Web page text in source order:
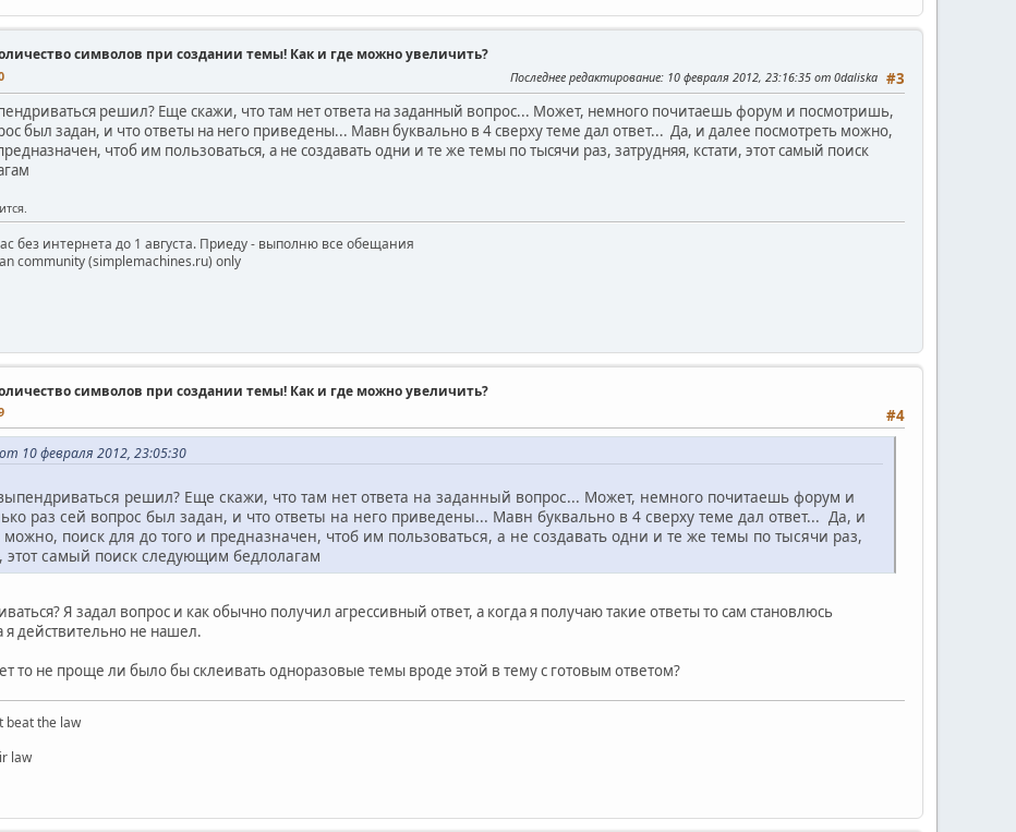
символов при создании темы! Как и где можно увеличить?
#3
Последнее редактирование: 10 февраля 2012, 23:16:35 от 0daliska
решил? Еще скажи, что там нет ответа на заданный вопрос... Может, немного почитаешь форум и посмотришь,
был задан, и что ответы на него приведены... Мавн буквально в 4 сверху теме дал ответ... Да, и далее посмотреть можно,
чтоб им пользоваться, а не создавать одни и те же темы по тысячи раз, затрудняя, кстати, этот самый поиск
без интернета до 1 августа. Приеду - выполню все обещания
community (simplemachines.ru) only
символов при создании темы! Как и где можно увеличить?
#4
10 февраля 2012, 23:05:30
решил? Еще скажи, что там нет ответа на заданный вопрос... Может, немного почитаешь форум и
раз сей вопрос был задан, и что ответы на него приведены... Мавн буквально в 4 сверху теме дал ответ... Да, и
можно, поиск для до того и предназначен, чтоб им пользоваться, а не создавать одни и те же темы по тысячи раз,
этот самый поиск следующим бедлолагам
Я задал вопрос и как обычно получил агрессивный ответ, а когда я получаю такие ответы то сам становлюсь
я действительно не нашел.
то не проще ли было бы склеивать одноразовые темы вроде этой в тему с готовым ответом?
beat the law
law